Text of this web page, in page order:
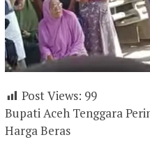
Post Views: 99
Bupati Aceh Tenggara
Harga Beras